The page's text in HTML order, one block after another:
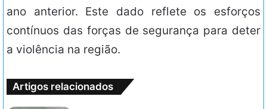
ano anterior. Este dado reflete os esforços
contínuos das forças de segurança para deter
a violência na região.
Artigos relacionados